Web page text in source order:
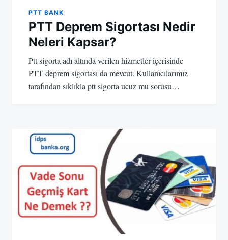
PTT BANK
PTT Deprem Sigortası Nedir
Neleri Kapsar?
Ptt sigorta adı altında verilen hizmetler içerisinde
PTT deprem sigortası da mevcut. Kullanıcılarımız
tarafından sıklıkla ptt sigorta ucuz mu sorusu…